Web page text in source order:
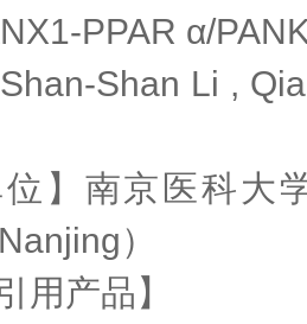
PPAR α/
Shan-Shan Li ,
位】南京医科大
）
用产品】